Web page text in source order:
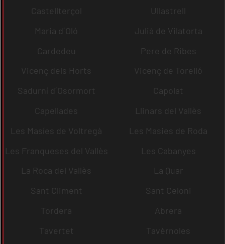
Castellterçol
Ullastrell
Maria d´Oló
Julià de Vilatorta
Cardedeu
Pere de Ribes
Vicenç dels Horts
Vicenç de Torelló
Sadurní d´Osormort
Capolat
Capellades
Llinars del Vallès
Les Masíes de Voltregà
Les Masies de Roda
Les Franqueses del Vallès
Les Cabanyes
La Roca del Vallès
La Quar
Sant Climent
Sant Celoni
Tordera
Abrera
Tavertet
Tavèrnoles